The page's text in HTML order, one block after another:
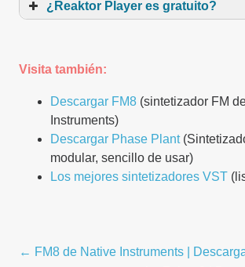
¿Reaktor Player es gratuito?
Visita también:
Descargar FM8 (sintetizador FM
Instruments)
Descargar Phase Plant
modular, sencillo de usar)
Los mejores sintetizadores VST
Navegación
← FM8 de Native Instruments |